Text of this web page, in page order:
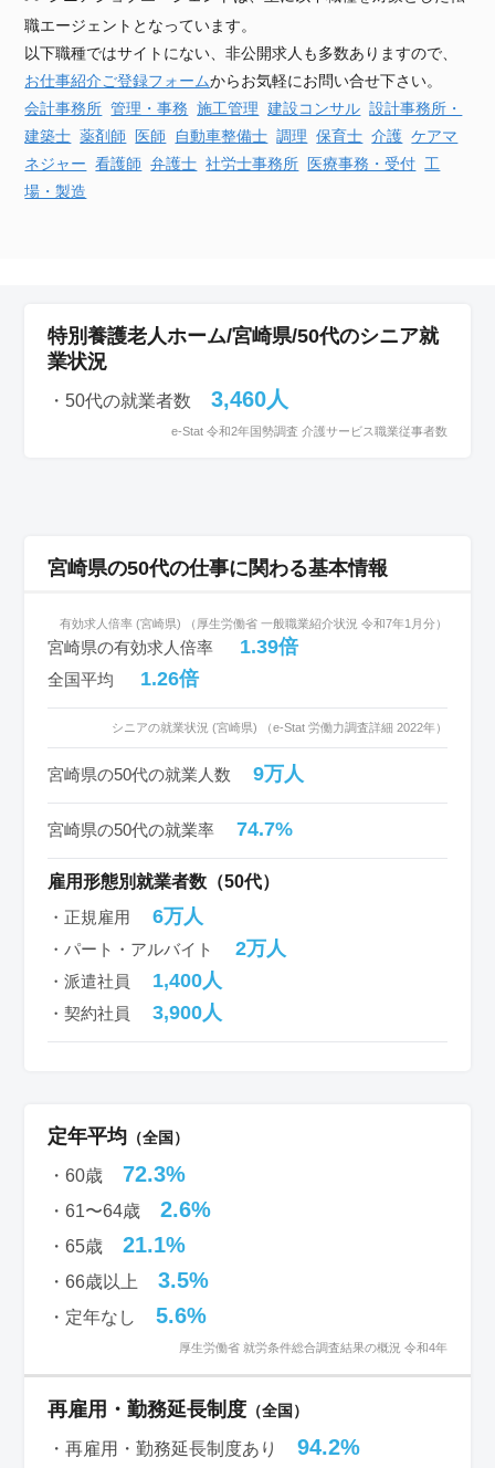
職エージェントとなっています。
以下職種ではサイトにない、非公開求人も多数ありますので、
お仕事紹介ご登録フォームからお気軽にお問い合せ下さい。
会計事務所 管理・事務 施工管理 建設コンサル 設計事務所・
建築士 薬剤師 医師 自動車整備士 調理 保育士 介護 ケアマ
ネジャー 看護師 弁護士 社労士事務所 医療事務・受付 工
場・製造
特別養護老人ホーム/宮崎県/50代のシニア就
業状況
・50代の就業者数 3,460人
e-Stat 令和2年国勢調査 介護サービス職業従事者数
宮崎県の50代の仕事に関わる基本情報
有効求人倍率 (宮崎県) （厚生労働省 一般職業紹介状況 令和7年1月分）
宮崎県の有効求人倍率 1.39倍
全国平均 1.26倍
シニアの就業状況 (宮崎県) （e-Stat 労働力調査詳細 2022年）
宮崎県の50代の就業人数 9万人
宮崎県の50代の就業率 74.7%
雇用形態別就業者数（50代）
・正規雇用
6万人
・パート・アルバイト 2万人
・派遣社員 1,400人
・契約社員 3,900人
定年平均 （全国）
・60歳 72.3%
・61〜64歳 2.6%
・65歳 21.1%
・66歳以上 3.5%
・定年なし 5.6%
厚生労働省 就労条件総合調査結果の概況 令和4年
再雇用・勤務延長制度（全国）
・再雇用・勤務延長制度あり 94.2%